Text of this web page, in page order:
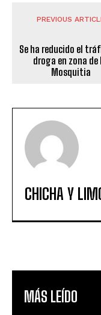
PREVIOUS
Se ha reducido el
droga en zona de
Mosquitia
CHICHA Y
MÁS LEÍDO